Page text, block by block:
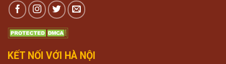
KẾT NỐI VỚI HÀ NỘI